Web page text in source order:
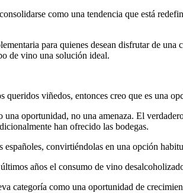
como una tendencia que está
para quienes desean disfrutar de
de vino una solución ideal.
viñedos, entonces creo que es una
oportunidad, no una amenaza. El
han ofrecido las bodegas.
convirtiéndolas en una opción
años el consumo de vino
categoría como una oportunidad de